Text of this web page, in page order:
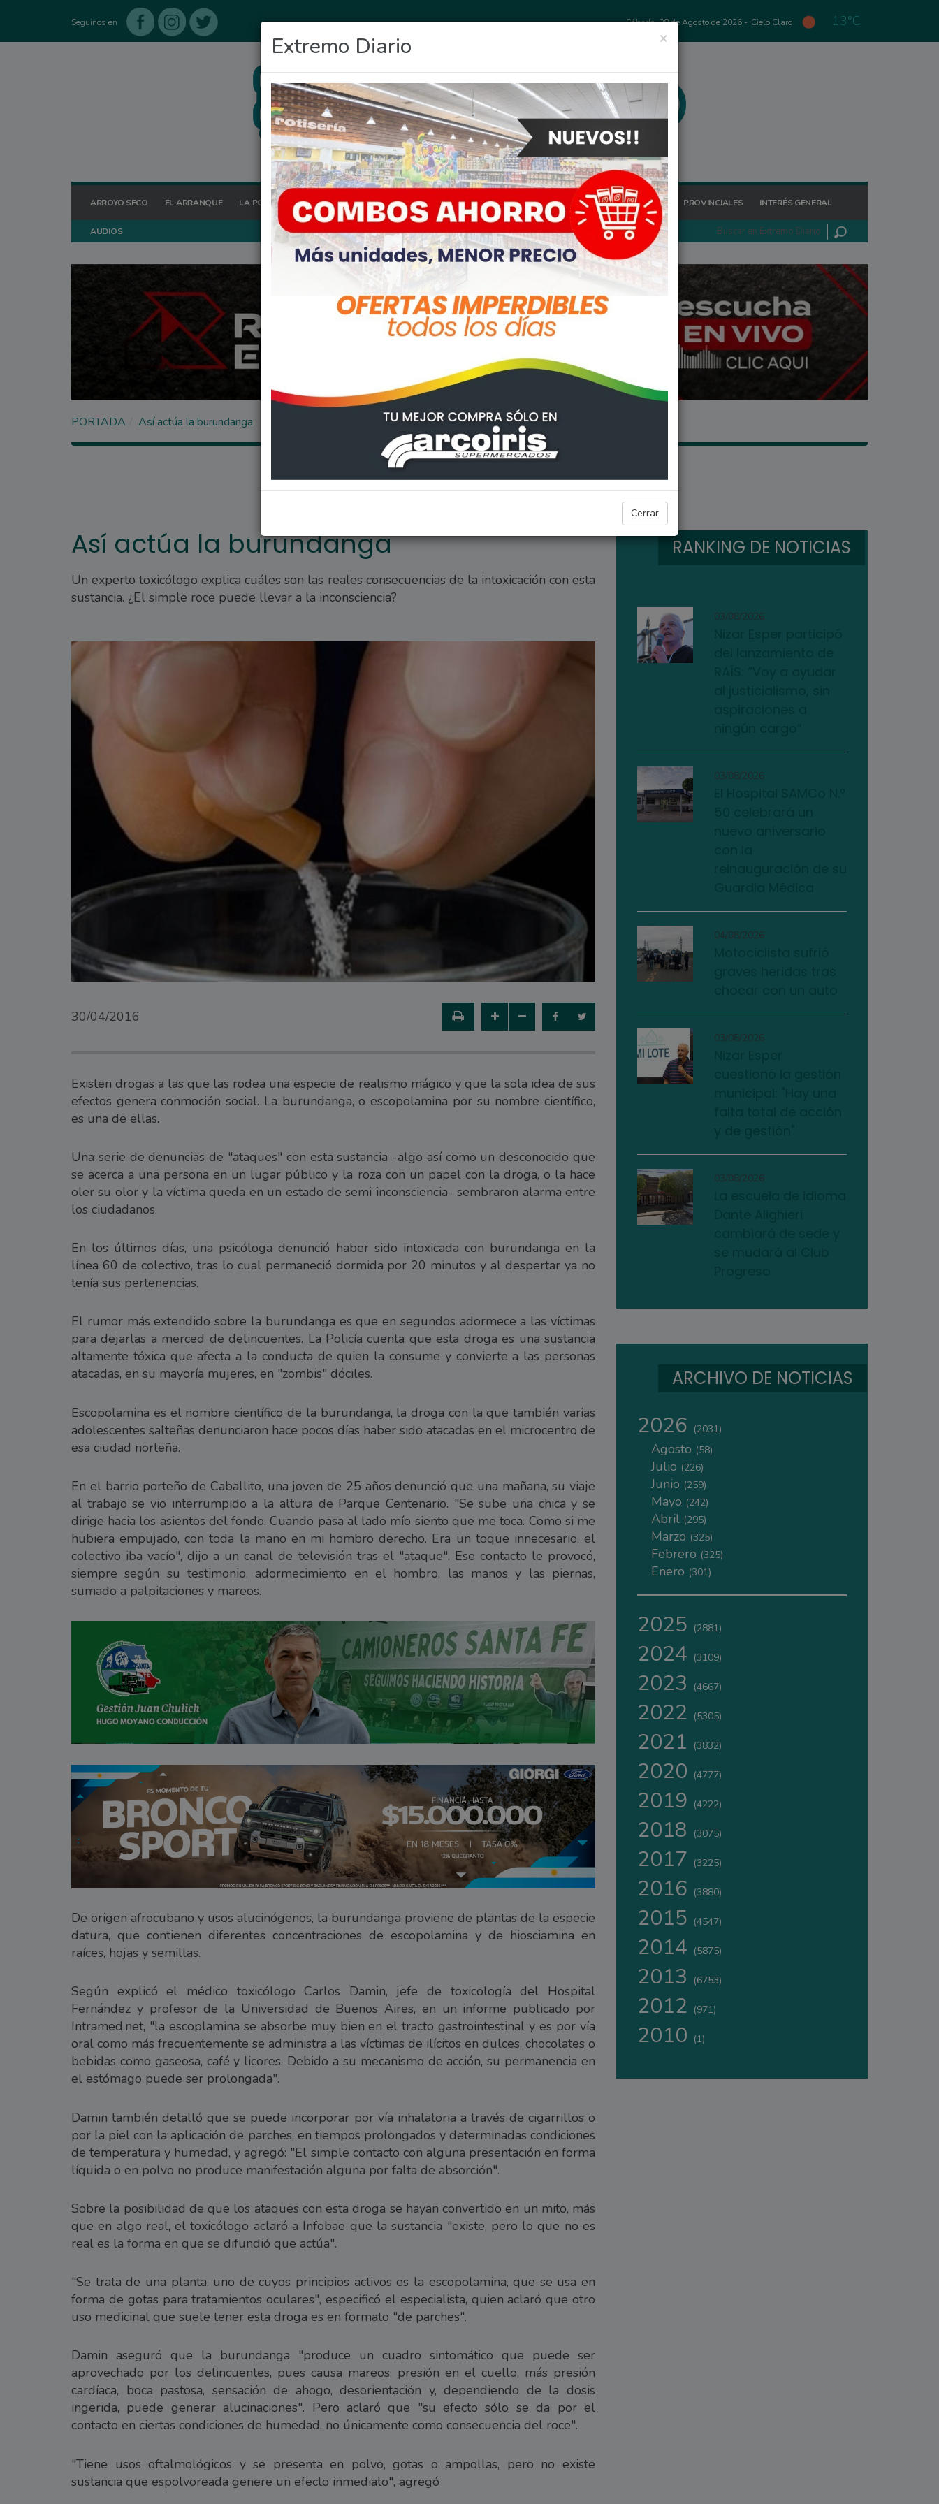
Seguinos en Sábado, 08 de Agosto de 2026 - Cielo Claro 13°C
ARROYO SECO EL ARRANQUE LA POSTA HOY OCIO DEPORTES FIGHIERA GENERAL LAGOS POLICIALES REGIONALES PROVINCIALES INTERÉS GENERAL
AUDIOS
×
Extremo Diario
Cerrar
PORTADA Así actúa la burundanga
SALUD
Así actúa la burundanga
Un experto toxicólogo explica cuáles son las reales consecuencias de la intoxicación con esta
sustancia. ¿El simple roce puede llevar a la inconsciencia?
30/04/2016
Existen drogas a las que las rodea una especie de realismo mágico y que la sola idea de sus
efectos genera conmoción social. La burundanga, o escopolamina por su nombre científico,
es una de ellas.
Una serie de denuncias de "ataques" con esta sustancia -algo así como un desconocido que
se acerca a una persona en un lugar público y la roza con un papel con la droga, o la hace
oler su olor y la víctima queda en un estado de semi inconsciencia- sembraron alarma entre
los ciudadanos.
En los últimos días, una psicóloga denunció haber sido intoxicada con burundanga en la
línea 60 de colectivo, tras lo cual permaneció dormida por 20 minutos y al despertar ya no
tenía sus pertenencias.
El rumor más extendido sobre la burundanga es que en segundos adormece a las víctimas
para dejarlas a merced de delincuentes. La Policía cuenta que esta droga es una sustancia
altamente tóxica que afecta a la conducta de quien la consume y convierte a las personas
atacadas, en su mayoría mujeres, en "zombis" dóciles.
Escopolamina es el nombre científico de la burundanga, la droga con la que también varias
adolescentes salteñas denunciaron hace pocos días haber sido atacadas en el microcentro de
esa ciudad norteña.
En el barrio porteño de Caballito, una joven de 25 años denunció que una mañana, su viaje
al trabajo se vio interrumpido a la altura de Parque Centenario. "Se sube una chica y se
dirige hacia los asientos del fondo. Cuando pasa al lado mío siento que me toca. Como si me
hubiera empujado, con toda la mano en mi hombro derecho. Era un toque innecesario, el
colectivo iba vacío", dijo a un canal de televisión tras el "ataque". Ese contacto le provocó,
siempre según su testimonio, adormecimiento en el hombro, las manos y las piernas,
sumado a palpitaciones y mareos.
De origen afrocubano y usos alucinógenos, la burundanga proviene de plantas de la especie
datura, que contienen diferentes concentraciones de escopolamina y de hiosciamina en
raíces, hojas y semillas.
Según explicó el médico toxicólogo Carlos Damin, jefe de toxicología del Hospital
Fernández y profesor de la Universidad de Buenos Aires, en un informe publicado por
Intramed.net, "la escoplamina se absorbe muy bien en el tracto gastrointestinal y es por vía
oral como más frecuentemente se administra a las víctimas de ilícitos en dulces, chocolates o
bebidas como gaseosa, café y licores. Debido a su mecanismo de acción, su permanencia en
el estómago puede ser prolongada".
Damin también detalló que se puede incorporar por vía inhalatoria a través de cigarrillos o
por la piel con la aplicación de parches, en tiempos prolongados y determinadas condiciones
de temperatura y humedad, y agregó: "El simple contacto con alguna presentación en forma
líquida o en polvo no produce manifestación alguna por falta de absorción".
Sobre la posibilidad de que los ataques con esta droga se hayan convertido en un mito, más
que en algo real, el toxicólogo aclaró a Infobae que la sustancia "existe, pero lo que no es
real es la forma en que se difundió que actúa".
"Se trata de una planta, uno de cuyos principios activos es la escopolamina, que se usa en
forma de gotas para tratamientos oculares", especificó el especialista, quien aclaró que otro
uso medicinal que suele tener esta droga es en formato "de parches".
Damin aseguró que la burundanga "produce un cuadro sintomático que puede ser
aprovechado por los delincuentes, pues causa mareos, presión en el cuello, más presión
cardíaca, boca pastosa, sensación de ahogo, desorientación y, dependiendo de la dosis
ingerida, puede generar alucinaciones". Pero aclaró que "su efecto sólo se da por el
contacto en ciertas condiciones de humedad, no únicamente como consecuencia del roce".
"Tiene usos oftalmológicos y se presenta en polvo, gotas o ampollas, pero no existe
sustancia que espolvoreada genere un efecto inmediato", agregó
RANKING DE NOTICIAS
03/08/2026
03/08/2026
04/08/2026
03/08/2026
03/08/2026
ARCHIVO DE NOTICIAS
2026 (2031)
Agosto (58)
Julio (226)
Junio (259)
Mayo (242)
Abril (295)
Marzo (325)
Febrero (325)
Enero (301)
2025 (2881)
2024 (3109)
2023 (4667)
2022 (5305)
2021 (3832)
2020 (4777)
2019 (4222)
2018 (3075)
2017 (3225)
2016 (3880)
2015 (4547)
2014 (5875)
2013 (6753)
2012 (971)
2010 (1)